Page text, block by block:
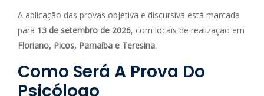
A aplicação das provas objetiva e discursiva está marcada
para 13 de setembro de 2026, com locais de realização em
Floriano, Picos, Parnaíba e Teresina.
Como Será A Prova Do
Psicólogo